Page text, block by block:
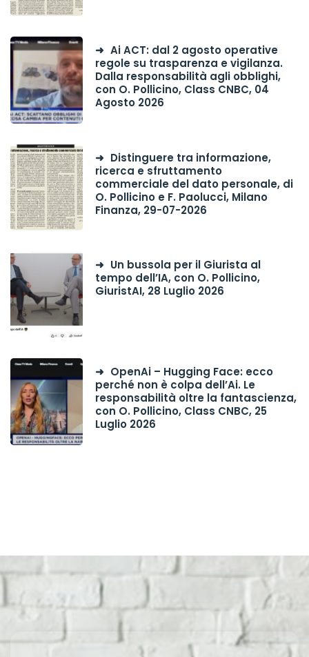
Ai ACT: dal 2 agosto operative
regole su trasparenza e vigilanza.
Dalla responsabilità agli obblighi,
con O. Pollicino, Class CNBC, 04
Agosto 2026
Distinguere tra informazione,
ricerca e sfruttamento
commerciale del dato personale, di
O. Pollicino e F. Paolucci, Milano
Finanza, 29-07-2026
Un bussola per il Giurista al
tempo dell’IA, con O. Pollicino,
GiuristAI, 28 Luglio 2026
OpenAi – Hugging Face: ecco
perché non è colpa dell’Ai. Le
responsabilità oltre la fantascienza,
con O. Pollicino, Class CNBC, 25
Luglio 2026